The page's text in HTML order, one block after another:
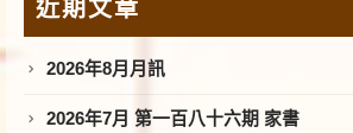
近期文章
2026年8月月訊
2026年7月 第一百八十六期 家書